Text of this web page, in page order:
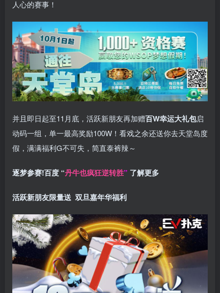
人心的赛事！
并且即日起至11月底，活跃新朋友再加赠百W幸运大礼包启
动码一组，单一最高奖励100W！看戏之余还送你去天堂岛度
假，满满福利G不可失，简直泰裤辣～
逐梦参赛!百度 “丹牛也疯狂逆转胜” 了解更多
活跃新朋友限量送 双旦嘉年华福利